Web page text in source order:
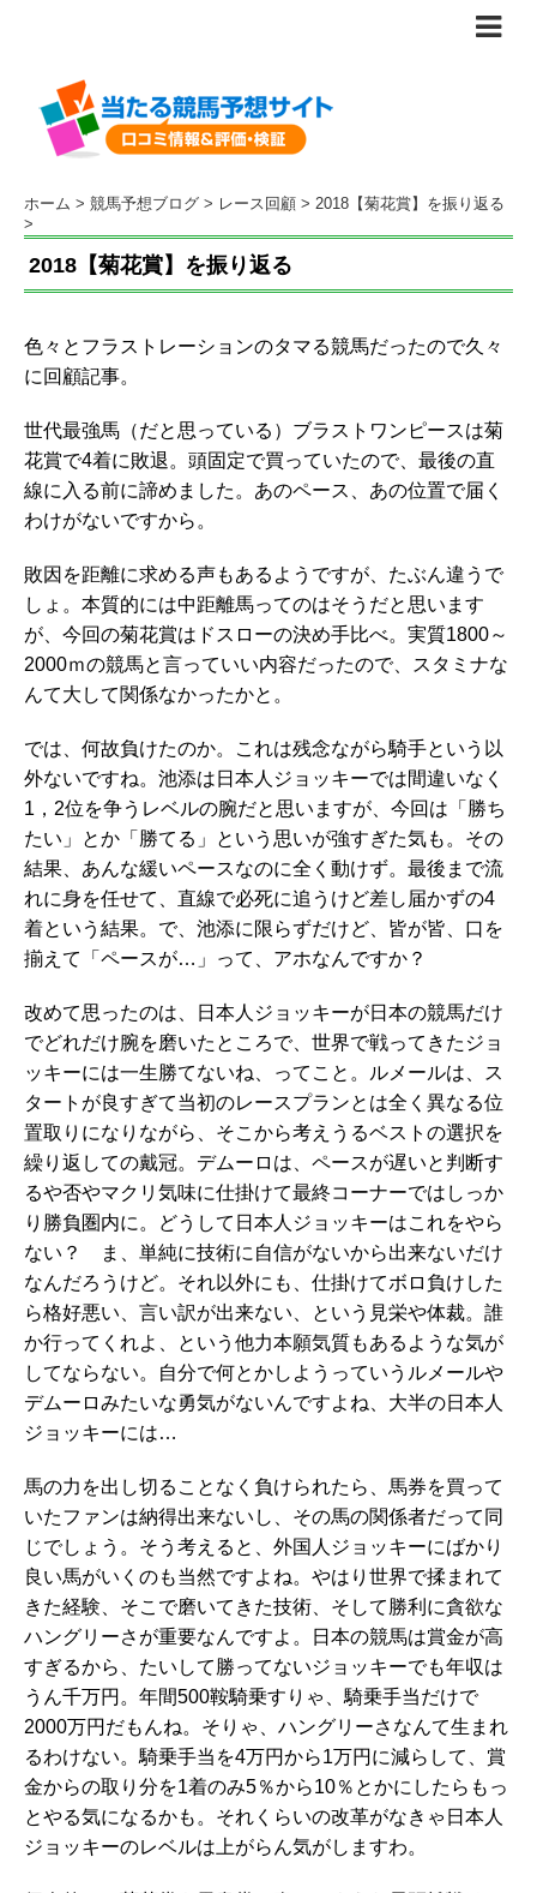
ホーム > 競馬予想ブログ > レース回顧 > 2018【菊花賞】を振り返る
>
2018【菊花賞】を振り返る
色々とフラストレーションのタマる競馬だったので久々
に回顧記事。
世代最強馬（だと思っている）ブラストワンピースは菊
花賞で4着に敗退。頭固定で買っていたので、最後の直
線に入る前に諦めました。あのペース、あの位置で届く
わけがないですから。
敗因を距離に求める声もあるようですが、たぶん違うで
しょ。本質的には中距離馬ってのはそうだと思います
が、今回の菊花賞はドスローの決め手比べ。実質1800～
2000ｍの競馬と言っていい内容だったので、スタミナな
んて大して関係なかったかと。
では、何故負けたのか。これは残念ながら騎手という以
外ないですね。池添は日本人ジョッキーでは間違いなく
1，2位を争うレベルの腕だと思いますが、今回は「勝ち
たい」とか「勝てる」という思いが強すぎた気も。その
結果、あんな緩いペースなのに全く動けず。最後まで流
れに身を任せて、直線で必死に追うけど差し届かずの4
着という結果。で、池添に限らずだけど、皆が皆、口を
揃えて「ペースが…」って、アホなんですか？
改めて思ったのは、日本人ジョッキーが日本の競馬だけ
でどれだけ腕を磨いたところで、世界で戦ってきたジョ
ッキーには一生勝てないね、ってこと。ルメールは、ス
タートが良すぎて当初のレースプランとは全く異なる位
置取りになりながら、そこから考えうるベストの選択を
繰り返しての戴冠。デムーロは、ペースが遅いと判断す
るや否やマクリ気味に仕掛けて最終コーナーではしっか
り勝負圏内に。どうして日本人ジョッキーはこれをやら
ない？ ま、単純に技術に自信がないから出来ないだけ
なんだろうけど。それ以外にも、仕掛けてボロ負けした
ら格好悪い、言い訳が出来ない、という見栄や体裁。誰
か行ってくれよ、という他力本願気質もあるような気が
してならない。自分で何とかしようっていうルメールや
デムーロみたいな勇気がないんですよね、大半の日本人
ジョッキーには…
馬の力を出し切ることなく負けられたら、馬券を買って
いたファンは納得出来ないし、その馬の関係者だって同
じでしょう。そう考えると、外国人ジョッキーにばかり
良い馬がいくのも当然ですよね。やはり世界で揉まれて
きた経験、そこで磨いてきた技術、そして勝利に貪欲な
ハングリーさが重要なんですよ。日本の競馬は賞金が高
すぎるから、たいして勝ってないジョッキーでも年収は
うん千万円。年間500鞍騎乗すりゃ、騎乗手当だけで
2000万円だもんね。そりゃ、ハングリーさなんて生まれ
るわけない。騎乗手当を4万円から1万円に減らして、賞
金からの取り分を1着のみ5％から10％とかにしたらもっ
とやる気になるかも。それくらいの改革がなきゃ日本人
ジョッキーのレベルは上がらん気がしますわ。